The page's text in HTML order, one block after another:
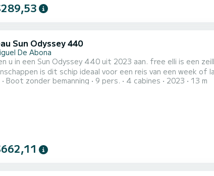
Sun Odyssey 440
De Abona
ideaal is om te charteren. Met haar prettige
is dit schip ideaal voor een reis van een week of langer. De boot beschikt over 4 comfortabele
9 personen. Met haar 13 meter lengte en een
Boot zonder bemanning 9 pers. 4 cabines 2023 13 m